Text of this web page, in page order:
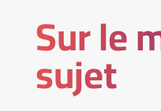
Sur le
sujet